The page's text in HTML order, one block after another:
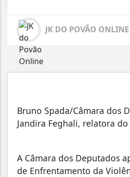
JK DO POVÃO ONLINE
Bruno Spada/Câmara dos
Jandira Feghali, relatora
A Câmara dos Deputados
de Enfrentamento da